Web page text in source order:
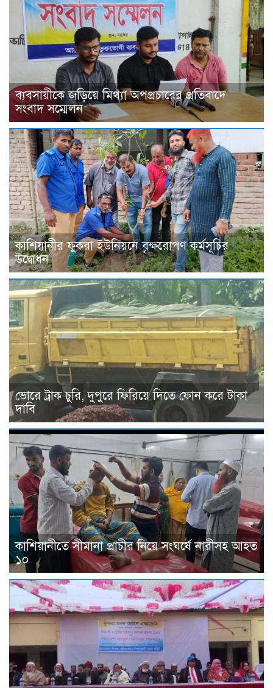
ব্যবসায়ীকে জড়িয়ে মিথ্যা অপপ্রচারের প্রতিবাদে
সংবাদ সম্মেলন
কাশিয়ানীর ফুকরা ইউনিয়নে বৃক্ষরোপণ কর্মসূচির
উদ্বোধন
ভোরে ট্রাক চুরি, দুপুরে ফিরিয়ে দিতে ফোন করে টাকা
দাবি
কাশিয়ানীতে সীমানা প্রাচীর নিয়ে সংঘর্ষে নারীসহ আহত
১০